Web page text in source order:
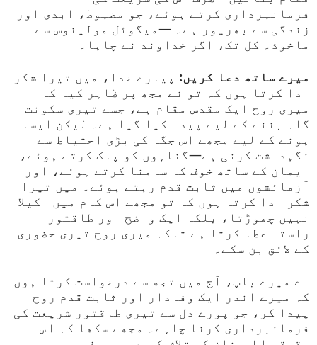
فرمانبرداری کرتے ہوئے، جو مضبوط، ابدی اور
زندگی سے بھرپور ہے۔ —میگوئل مولینوس سے
ماخوذ۔ کل تک، اگر خداوند نے چاہا۔
میرے ساتھ دعا کریں: پیارے خدا، میں تیرا شکر
ادا کرتا ہوں کہ تو نے مجھ پر ظاہر کیا کہ
میری روح ایک مقدس مقام ہے، جسے تیری سکونت
گاہ بننے کے لیے پیدا کیا گیا ہے۔ لیکن ایسا
ہونے کے لیے مجھے اس جگہ کی بڑی احتیاط سے
نگہداشت کرنی ہے—گناہوں کو پاک کرتے ہوئے،
ایمان کے ساتھ خوف کا سامنا کرتے ہوئے، اور
آزمائشوں میں ثابت قدم رہتے ہوئے۔ میں تیرا
شکر ادا کرتا ہوں کہ تو مجھے اس کام میں اکیلا
نہیں چھوڑتا، بلکہ ایک واضح اور طاقتور
راستہ عطا کرتا ہے تاکہ میری روح تیری حضوری
کے لائق بن سکے۔
اے میرے باپ، آج میں تجھ سے درخواست کرتا ہوں
کہ میرے اندر ایک وفادار اور ثابت قدم روح
پیدا کر، جو پورے دل سے تیری طاقتور شریعت کی
فرمانبرداری کرنا چاہے۔ مجھے سکھا کہ اس